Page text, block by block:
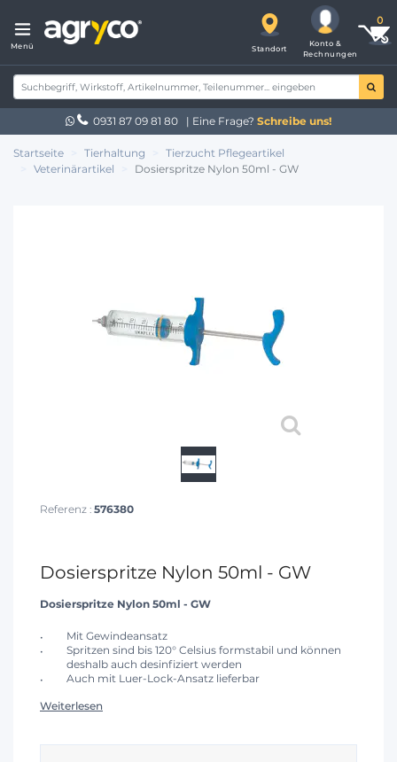
Menü Standort
Konto &
Rechnungen
0931 87 09 81 80 | Eine Frage? Schreibe uns!
Startseite Tierhaltung
Tierzucht Pflegeartikel
Veterinärartikel
Dosierspritze Nylon 50ml - GW
Referenz : 576380
Dosierspritze Nylon 50ml - GW
Dosierspritze Nylon 50ml - GW
Mit Gewindeansatz
Spritzen sind bis 120° Celsius formstabil und können
deshalb auch desinfiziert werden
Auch mit Luer-Lock-Ansatz lieferbar
Weiterlesen